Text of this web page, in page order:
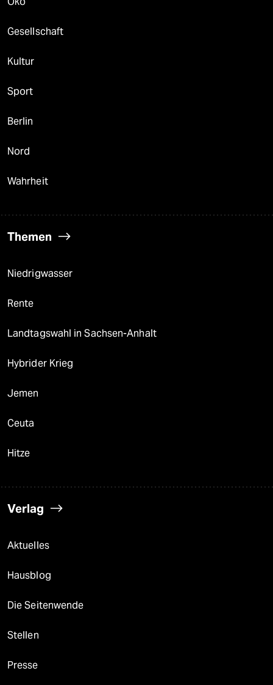
Gesellschaft
Kultur
Sport
Berlin
Nord
Wahrheit
Themen
Niedrigwasser
Rente
Landtagswahl in Sachsen-Anhalt
Hybrider Krieg
Jemen
Ceuta
Hitze
Verlag
Aktuelles
Hausblog
Die Seitenwende
Stellen
Presse